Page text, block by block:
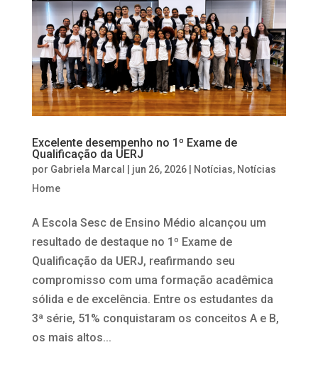
Excelente desempenho no 1º Exame de
Qualificação da UERJ
por Gabriela Marcal jun 26, 2026| Notícias, Notícias
Home
A Escola Sesc de Ensino Médio alcançou um
resultado de destaque no 1º Exame de
Qualificação da UERJ, reafirmando seu
compromisso com uma formação acadêmica
sólida e de excelência. Entre os estudantes da
3ª série, 51% conquistaram os conceitos A e B,
os mais altos...